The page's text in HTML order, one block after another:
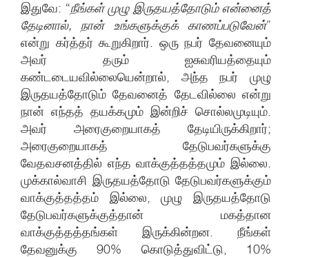
இதுவே: “நீங்கள் முழு இருதயத்தோடும் என்னைத்
தேடினால், நான் உங்களுக்குக் காணப்படுவேன்”
என்று கர்த்தர் கூறுகிறார். ஒரு நபர் தேவனையும்
அவர் தரும் ஐசுவரியத்தையும்
கண்டடையவில்லையென்றால், அந்த நபர் முழு
இருதயத்தோடும் தேவனைத் தேடவில்லை என்று
நான் எந்தத் தயக்கமும் இன்றிச் சொல்லமுடியும்.
அவர் அரைகுறையாகத் தேடியிருக்கிறார்;
அரைகுறையாகத் தேடுபவர்களுக்கு
வேதவசனத்தில் எந்த வாக்குத்தத்தமும் இல்லை.
முக்கால்வாசி இருதயத்தோடு தேடுபவர்களுக்கும்
வாக்குத்தத்தம் இல்லை, முழு இருதயத்தோடு
தேடுபவர்களுக்குத்தான் மகத்தான
வாக்குத்தத்தங்கள் இருக்கின்றன. நீங்கள்
தேவனுக்கு 90% கொடுத்துவிட்டு, 10%